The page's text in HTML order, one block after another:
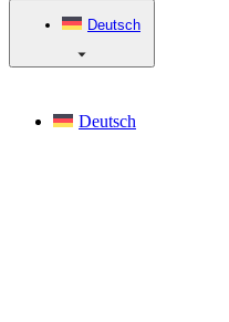
Deutsch
Deutsch